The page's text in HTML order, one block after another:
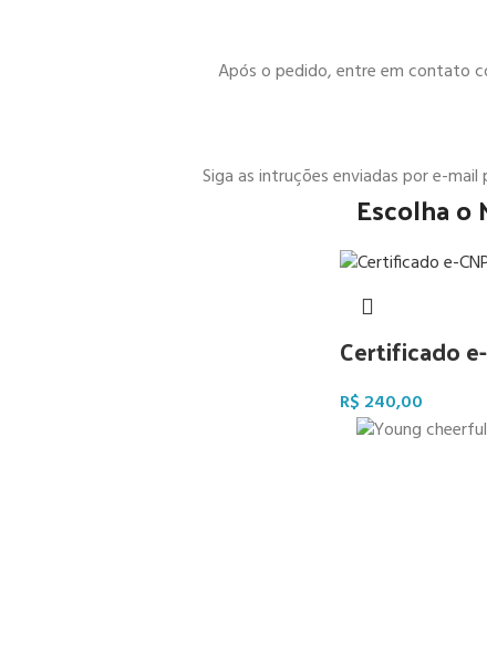
Após o pedido, entre em contato
Siga as intruções enviadas por e-
Escolha o
Certificado
R$ 240,00